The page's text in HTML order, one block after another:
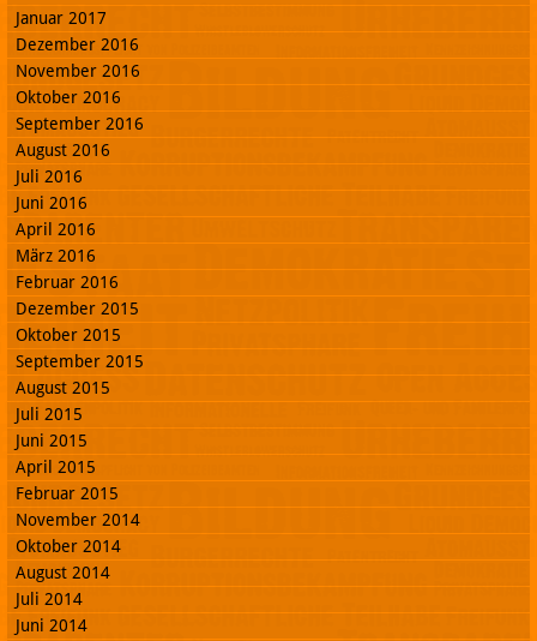
Januar 2017
Dezember 2016
November 2016
Oktober 2016
September 2016
August 2016
Juli 2016
Juni 2016
April 2016
März 2016
Februar 2016
Dezember 2015
Oktober 2015
September 2015
August 2015
Juli 2015
Juni 2015
April 2015
Februar 2015
November 2014
Oktober 2014
August 2014
Juli 2014
Juni 2014